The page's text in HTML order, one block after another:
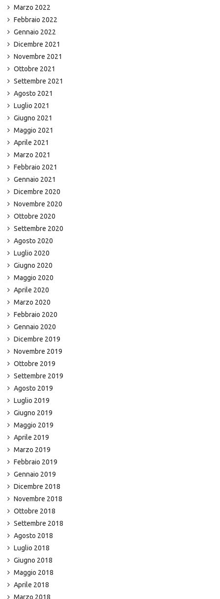
Marzo 2022
Febbraio 2022
Gennaio 2022
Dicembre 2021
Novembre 2021
Ottobre 2021
Settembre 2021
Agosto 2021
Luglio 2021
Giugno 2021
Maggio 2021
Aprile 2021
Marzo 2021
Febbraio 2021
Gennaio 2021
Dicembre 2020
Novembre 2020
Ottobre 2020
Settembre 2020
Agosto 2020
Luglio 2020
Giugno 2020
Maggio 2020
Aprile 2020
Marzo 2020
Febbraio 2020
Gennaio 2020
Dicembre 2019
Novembre 2019
Ottobre 2019
Settembre 2019
Agosto 2019
Luglio 2019
Giugno 2019
Maggio 2019
Aprile 2019
Marzo 2019
Febbraio 2019
Gennaio 2019
Dicembre 2018
Novembre 2018
Ottobre 2018
Settembre 2018
Agosto 2018
Luglio 2018
Giugno 2018
Maggio 2018
Aprile 2018
Marzo 2018